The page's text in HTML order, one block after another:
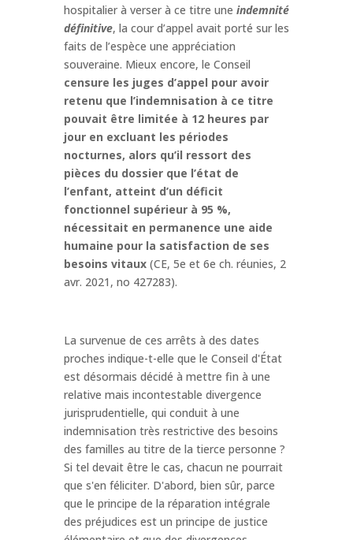
hospitalier à verser à ce titre une indemnité
définitive, la cour d’appel avait porté sur les
faits de l’espèce une appréciation
souveraine. Mieux encore, le Conseil
censure les juges d’appel pour avoir
retenu que l’indemnisation à ce titre
pouvait être limitée à 12 heures par
jour en excluant les périodes
nocturnes, alors qu’il ressort des
pièces du dossier que l’état de
l’enfant, atteint d’un déficit
fonctionnel supérieur à 95 %,
nécessitait en permanence une aide
humaine pour la satisfaction de ses
besoins vitaux(CE, 5e et 6e ch. réunies, 2
avr. 2021, no 427283).
La survenue de ces arrêts à des dates
proches indique-t-elle que le Conseil d'État
est désormais décidé à mettre fin à une
relative mais incontestable divergence
jurisprudentielle, qui conduit à une
indemnisation très restrictive des besoins
des familles au titre de la tierce personne ?
Si tel devait être le cas, chacun ne pourrait
que s'en féliciter. D'abord, bien sûr, parce
que le principe de la réparation intégrale
des préjudices est un principe de justice